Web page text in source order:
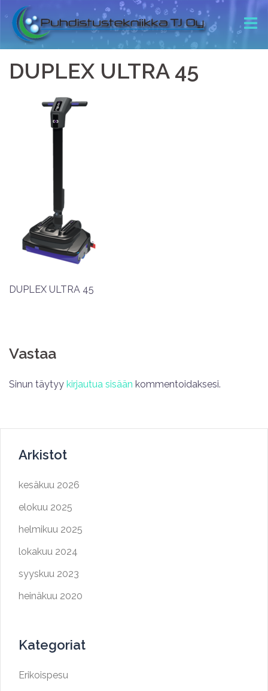
DUPLEX ULTRA 45
DUPLEX ULTRA 45
Vastaa
Sinun täytyy kirjautua sisään kommentoidaksesi.
Arkistot
kesäkuu 2026
elokuu 2025
helmikuu 2025
lokakuu 2024
syyskuu 2023
heinäkuu 2020
Kategoriat
Erikoispesu